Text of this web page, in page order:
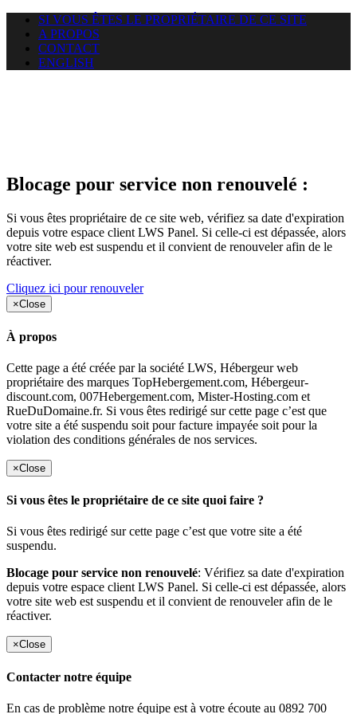
SI VOUS ÊTES LE PROPRIÉTAIRE DE CE SITE
A PROPOS
CONTACT
ENGLISH
Blocage pour service non renouvelé :
Si vous êtes propriétaire de ce site web, vérifiez sa date d'expiration
depuis votre espace client LWS Panel. Si celle-ci est dépassée, alors
votre site web est suspendu et il convient de renouveler afin de le
réactiver.
Cliquez ici pour renouveler
×Close
À propos
Cette page a été créée par la société LWS, Hébergeur web
propriétaire des marques TopHebergement.com, Hébergeur-
discount.com, 007Hebergement.com, Mister-Hosting.com et
RueDuDomaine.fr. Si vous êtes redirigé sur cette page c’est que
votre site a été suspendu soit pour facture impayée soit pour la
violation des conditions générales de nos services.
×Close
Si vous êtes le propriétaire de ce site quoi faire ?
Si vous êtes redirigé sur cette page c’est que votre site a été
suspendu.
Blocage pour service non renouvelé: Vérifiez sa date d'expiration
depuis votre espace client LWS Panel. Si celle-ci est dépassée, alors
votre site web est suspendu et il convient de renouveler afin de le
réactiver.
×Close
Contacter notre équipe
En cas de problème notre équipe est à votre écoute au 0892 700